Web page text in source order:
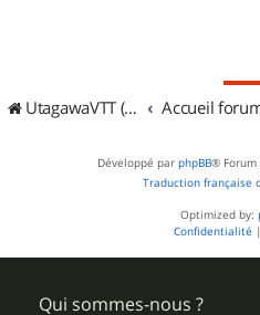
UtagawaVTT (Randos VTT et VTTAE avec traces GPS) Accueil
Développé par phpBB® Forum
Traduction française
Optimized by:
Confidentialité |
Qui sommes-nous ?